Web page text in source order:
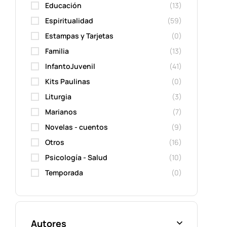
Educación
(13)
Espiritualidad
(59)
Estampas y Tarjetas
(0)
Familia
(13)
InfantoJuvenil
(41)
Kits Paulinas
(0)
Liturgia
(3)
Marianos
(7)
Novelas - cuentos
(9)
Otros
(16)
Psicología - Salud
(10)
Temporada
(0)
Autores